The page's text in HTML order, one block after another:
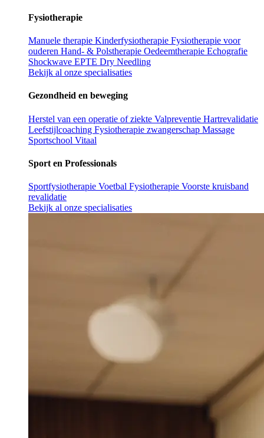
Fysiotherapie
Manuele therapie Kinderfysiotherapie Fysiotherapie voor
ouderen Hand- & Polstherapie Oedeemtherapie Echografie
Shockwave EPTE Dry Needling
Bekijk al onze specialisaties
Gezondheid en beweging
Herstel van een operatie of ziekte Valpreventie Hartrevalidatie
Leefstijlcoaching Fysiotherapie zwangerschap Massage
Sportschool Vitaal
Sport en Professionals
Sportfysiotherapie Voetbal Fysiotherapie Voorste kruisband
revalidatie
Bekijk al onze specialisaties